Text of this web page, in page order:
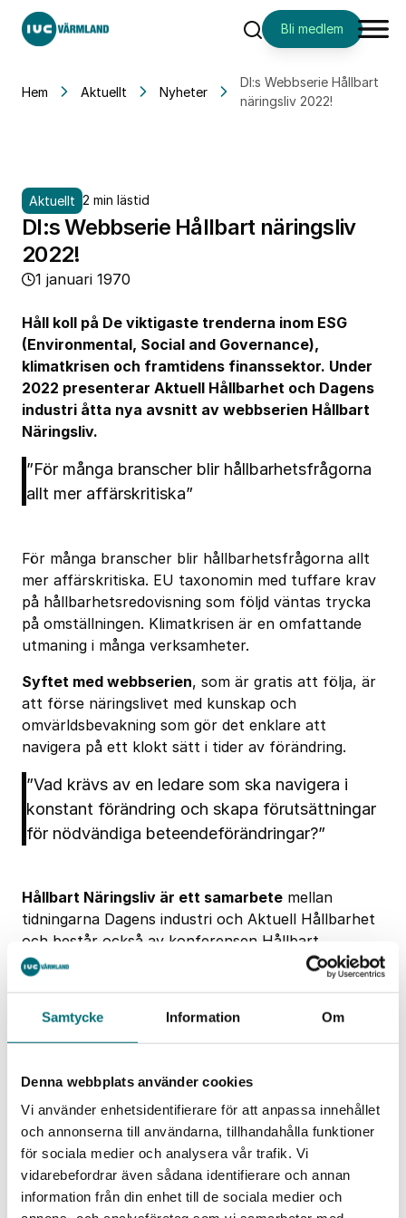
Samtycke Information Om
Denna webbplats använder cookies
Vi använder enhetsidentifierare för att anpassa innehållet
och annonserna till användarna, tillhandahålla funktioner
för sociala medier och analysera vår trafik. Vi
vidarebefordrar även sådana identifierare och annan
information från din enhet till de sociala medier och
SökBli medlem
Hem Aktuellt Nyheter
DI:s Webbserie Hållbart
näringsliv 2022!
Aktuellt 2 min lästid
DI:s Webbserie Hållbart näringsliv
2022!
1 januari 1970
Håll koll på De viktigaste trenderna inom ESG
(Environmental, Social and Governance),
klimatkrisen och framtidens finanssektor. Under
2022 presenterar Aktuell Hållbarhet och Dagens
industri åtta nya avsnitt av webbserien Hållbart
Näringsliv.
”För många branscher blir hållbarhetsfrågorna
allt mer affärskritiska”
För många branscher blir hållbarhetsfrågorna allt
mer affärskritiska. EU taxonomin med tuffare krav
på hållbarhetsredovisning som följd väntas trycka
på omställningen. Klimatkrisen är en omfattande
utmaning i många verksamheter.
Syftet med webbserien, som är gratis att följa, är
att förse näringslivet med kunskap och
omvärldsbevakning som gör det enklare att
navigera på ett klokt sätt i tider av förändring.
”Vad krävs av en ledare som ska navigera i
konstant förändring och skapa förutsättningar
för nödvändiga beteendeförändringar?”
Hållbart Näringsliv är ett samarbete mellan
tidningarna Dagens industri och Aktuell Hållbarhet
och består också av konferensen Hållbart
Näringsliv som varje år samlar flera hundra
redaktionell del i Dagens industri där
välrenommerade journalister bevakar utvecklingen
universitet som årligen granskar svenska
börsbolags hållbarhetsprestation.
Första avsnittet av webbserienHållbart Näringsliv
går den 3 februari mellan kl 13-14 och handlar om
ledarskap. Vad krävs av en ledare som ska navigera